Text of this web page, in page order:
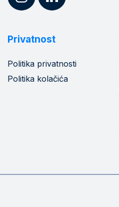
Privatnost
Politika privatnosti
Politika kolačića